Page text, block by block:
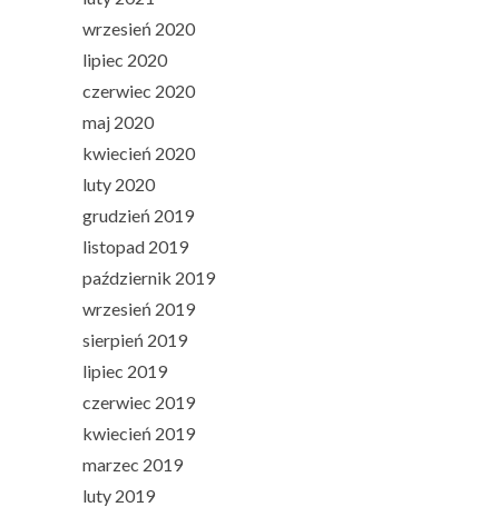
wrzesień 2020
lipiec 2020
czerwiec 2020
maj 2020
kwiecień 2020
luty 2020
grudzień 2019
listopad 2019
październik 2019
wrzesień 2019
sierpień 2019
lipiec 2019
czerwiec 2019
kwiecień 2019
marzec 2019
luty 2019